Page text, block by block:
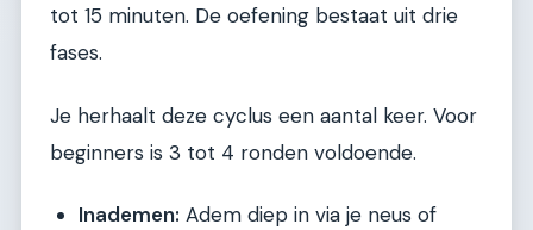
tot 15 minuten. De oefening bestaat uit drie
fases.
Je herhaalt deze cyclus een aantal keer. Voor
beginners is 3 tot 4 ronden voldoende.
Inademen: Adem diep in via je neus of